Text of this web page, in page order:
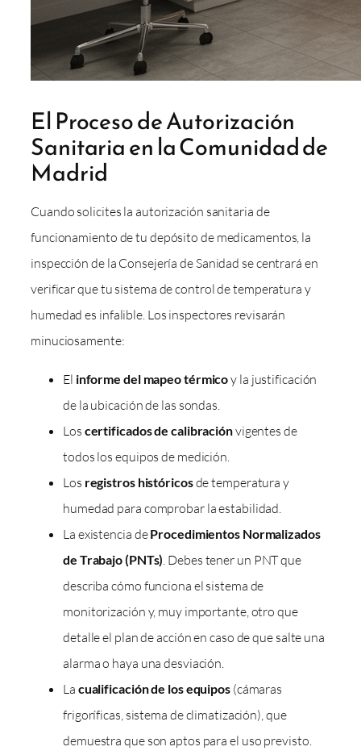
El Proceso de Autorización
Sanitaria en la Comunidad de
Madrid
Cuando solicites la autorización sanitaria de
funcionamiento de tu depósito de medicamentos, la
inspección de la Consejería de Sanidad se centrará en
verificar que tu sistema de control de temperatura y
humedad es infalible. Los inspectores revisarán
minuciosamente:
El informe del mapeo térmicoy la justificación
de la ubicación de las sondas.
Los certificados de calibraciónvigentes de
todos los equipos de medición.
Los registros históricosde temperatura y
humedad para comprobar la estabilidad.
La existencia deProcedimientos Normalizados
de Trabajo (PNTs) . Debes tener un PNT que
describa cómo funciona el sistema de
monitorización y, muy importante, otro que
detalle el plan de acción en caso de que salte una
alarma o haya una desviación.
La cualificación de los equipos(cámaras
frigoríficas, sistema de climatización), que
demuestra que son aptos para el uso previsto.